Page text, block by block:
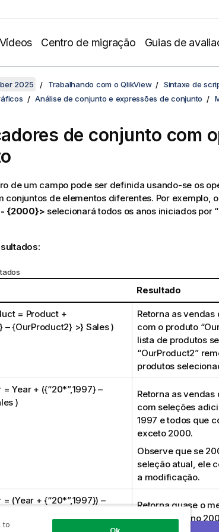
Vídeos Centro de migração Guias de
2025 Trabalhando com o QlikView
Sintaxe de
Análise de conjunto e expressões de conjunto
de conjunto com
de um campo pode ser definida usando-se os
conjuntos de elementos diferentes. Por exemplo,
{2000}> selecionará todos os anos iniciados por
Resultado
= Product +
– {OurProduct2} >} Sales )
Retorna as
com o produto “
lista de produtos
“OurProduct2”
produtos
Year + ({“20*”,1997} –
)
Retorna as
com seleções
1997 e todos que
exceto 2000.
Observe que se
seleção atual, ele
a modificação.
(Year + {“20*”,1997}) –
Retorna quase o
mas aqui o ano
to